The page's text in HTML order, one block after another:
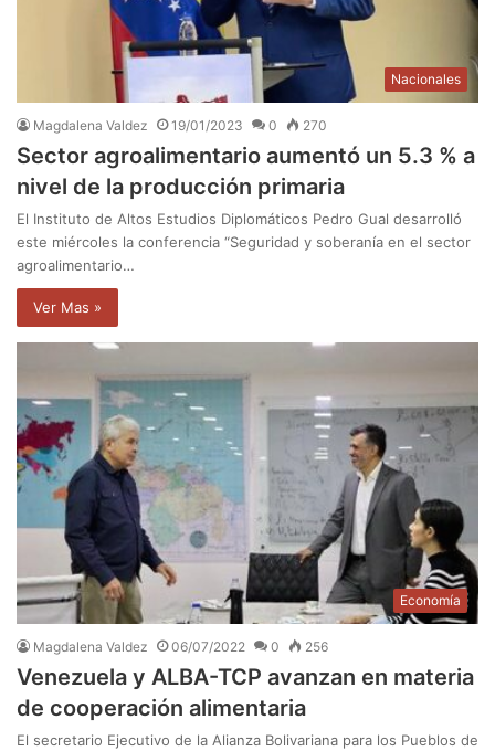
Nacionales
Magdalena Valdez 19/01/2023 0 270
Sector agroalimentario aumentó un 5.3 % a
nivel de la producción primaria
El Instituto de Altos Estudios Diplomáticos Pedro Gual desarrolló
este miércoles la conferencia “Seguridad y soberanía en el sector
agroalimentario…
Ver Mas »
Economía
Magdalena Valdez 06/07/2022 0 256
Venezuela y ALBA-TCP avanzan en materia
de cooperación alimentaria
El secretario Ejecutivo de la Alianza Bolivariana para los Pueblos de